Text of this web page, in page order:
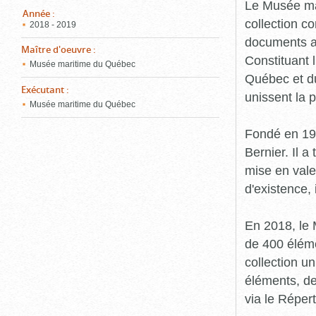
Année :
2018 - 2019
Maître d'oeuvre :
Musée maritime du Québec
Exécutant :
Musée maritime du Québec
Le Musée
collection
documents
Constituant
Québec et
unissent la
Fondé en
Bernier. Il a
mise en
d'existence,
En 2018, le
de 400
collection
éléments,
via le